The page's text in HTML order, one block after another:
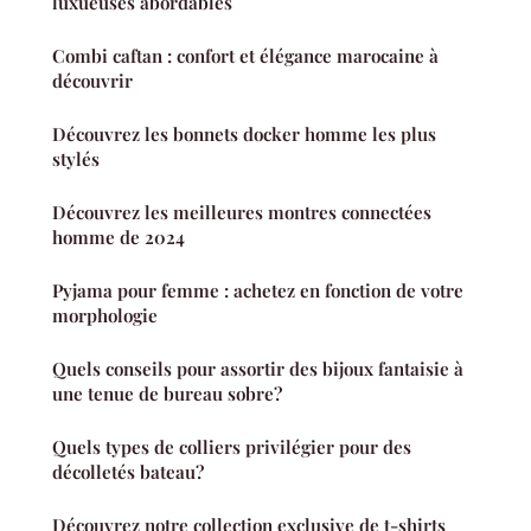
Combi caftan : confort et élégance marocaine à
découvrir
Découvrez les bonnets docker homme les plus
stylés
Découvrez les meilleures montres connectées
homme de 2024
Pyjama pour femme : achetez en fonction de votre
morphologie
Quels conseils pour assortir des bijoux fantaisie à
une tenue de bureau sobre?
Quels types de colliers privilégier pour des
décolletés bateau?
Découvrez notre collection exclusive de t-shirts